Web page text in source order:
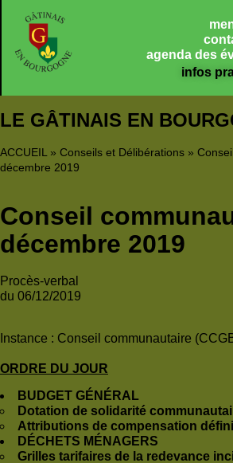
agenda des
infos
LE GÂTINAIS EN
ACCUEIL» Conseils et Délibérations »
décembre 2019
Conseil
décembre 2019
Procès-verbal
du 06/12/2019
Instance : Conseil communautaire
ORDRE DU JOUR
BUDGET GÉNÉRAL
Dotation de solidarité
Attributions de compensation
DÉCHETS MÉNAGERS
Grilles tarifaires de la redevance